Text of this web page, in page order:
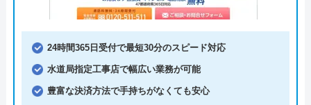
24時間365日受付で最短30分のスピード対応
水道局指定工事店で幅広い業務が可能
豊富な決済方法で手持ちがなくても安心